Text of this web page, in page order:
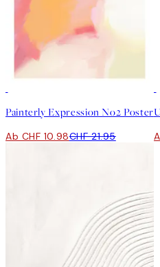
Painterly Expression No2 Poster
Ab CHF 10.98CHF 21.95